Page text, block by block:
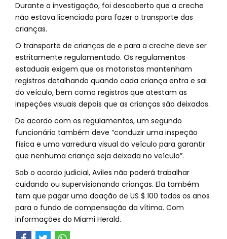
Durante a investigação, foi descoberto que a creche
não estava licenciada para fazer o transporte das
crianças.
O transporte de crianças de e para a creche deve ser
estritamente regulamentado. Os regulamentos
estaduais exigem que os motoristas mantenham
registros detalhando quando cada criança entra e sai
do veículo, bem como registros que atestam as
inspeções visuais depois que as crianças são deixadas.
De acordo com os regulamentos, um segundo
funcionário também deve “conduzir uma inspeção
física e uma varredura visual do veículo para garantir
que nenhuma criança seja deixada no veículo”.
Sob o acordo judicial, Aviles não poderá trabalhar
cuidando ou supervisionando crianças. Ela também
tem que pagar uma doação de US $ 100 todos os anos
para o fundo de compensação da vítima. Com
informações do Miami Herald.